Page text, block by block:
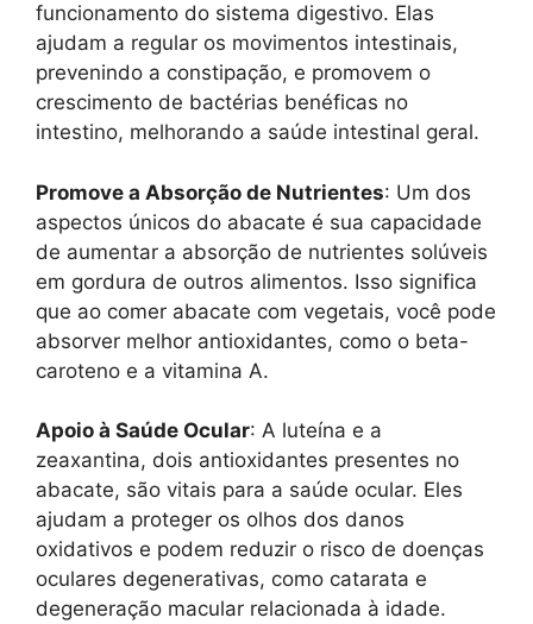
funcionamento do sistema digestivo. Elas
ajudam a regular os movimentos intestinais,
prevenindo a constipação, e promovem o
crescimento de bactérias benéficas no
intestino, melhorando a saúde intestinal geral.
Promove a Absorção de Nutrientes: Um dos
aspectos únicos do abacate é sua capacidade
de aumentar a absorção de nutrientes solúveis
em gordura de outros alimentos. Isso significa
que ao comer abacate com vegetais, você pode
absorver melhor antioxidantes, como o beta-
caroteno e a vitamina A.
Apoio à Saúde Ocular: A luteína e a
zeaxantina, dois antioxidantes presentes no
abacate, são vitais para a saúde ocular. Eles
ajudam a proteger os olhos dos danos
oxidativos e podem reduzir o risco de doenças
oculares degenerativas, como catarata e
degeneração macular relacionada à idade.